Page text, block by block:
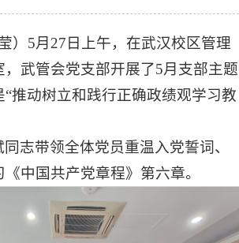
）5月27日上午，在武汉校区管理
武管会党支部开展了5月支部主题
推动树立和践行正确政绩观学习教
志带领全体党员重温入党誓词、
中国共产党章程》第六章。